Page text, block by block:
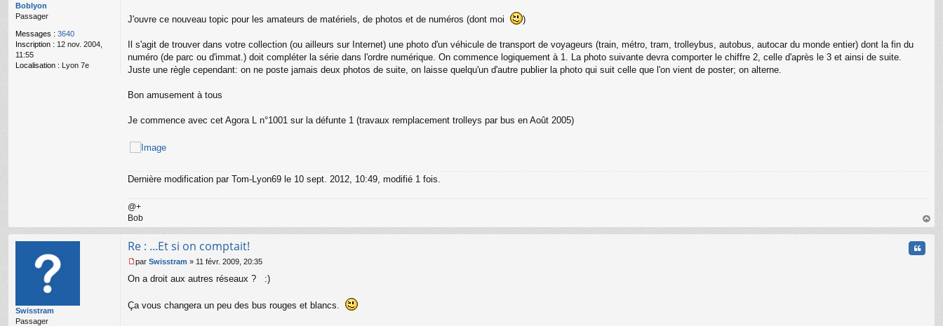
Boblyon
Passager
Messages : 3640
Inscription : 12 nov. 2004,
11:55
Localisation : Lyon 7e
n
n
l
J'ouvre ce nouveau topic pour les amateurs de matériels, de photos et de numéros (dont moi )
Il s'agit de trouver dans votre collection (ou ailleurs sur Internet) une photo d'un véhicule de transport de voyageurs (train, métro, tram, trolleybus, autobus, autocar du monde entier) dont la fin du
numéro (de parc ou d'immat.) doit compléter la série dans l'ordre numérique. On commence logiquement à 1. La photo suivante devra comporter le chiffre 2, celle d'après le 3 et ainsi de suite.
Juste une règle cependant: on ne poste jamais deux photos de suite, on laisse quelqu'un d'autre publier la photo qui suit celle que l'on vient de poster; on alterne.
Bon amusement à tous
Je commence avec cet Agora L n°1001 sur la défunte 1 (travaux remplacement trolleys par bus en Août 2005)
Dernière modification par Tom-Lyon69 le 10 sept. 2012, 10:49, modifié 1 fois.
@+
Bob
au
Swisstram
Passager
Re : ...Et si on comptait!
e
a
par Swisstram » 11 févr. 2009, 20:35
On a droit aux autres réseaux ? :)
Ça vous changera un peu des bus rouges et blancs.